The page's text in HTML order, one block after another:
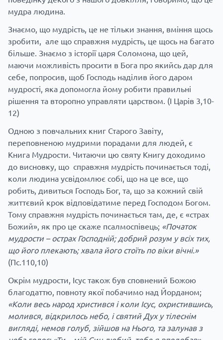
мудра людина.
Знаємо, що мудрість, це не тільки знання, вміння щось
зробити, але що справжня мудрість, це щось на багато
більше. Знаємо з історії царя Соломона, що цей,
маючи можливість просити в Бога про якийсь дар для
себе, попросив, щоб Господь наділив його даром
мудрості, яка допомогла йому робити правильні
рішення та второпно управляти царством. (І Царів 3,10-
12)
Одною з повчальних книг Старого Завіту,
переповненою мудрими порадами для людей, є
Книга Мудрости. Читаючи цю святу Книгу доходимо
до висновку, що справжня мудрість починається тоді,
коли людина усвідомлює собі, що на це все, що
робить, дивиться Господь Бог, та, що за кожний свій
життєвий крок відповідатиме перед Господом Богом.
Тому справжня мудрість починається там, де, є «страх
Божий», як про це скаже псалмоспівець; «Початок
мудрости – острах Господній; добрий розум у всіх тих,
що його плекають; хвала його стоїть по віки вічні.»
(Пс.110,10)
Окрім мудрости, Ісус також був сповнений Божою
благодаттю, повноту якої побачимо над Йорданом;
«Коли весь народ христився і коли Ісус, охристившись,
молився, відкрилось небо, і святий Дух у тілеснім
вигляді, немов голуб, зійшов на Нього, та залунав з